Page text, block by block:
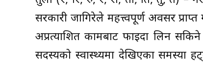
सरकारी जागिरेले महत्त्वपूर्ण अवसर
अप्रत्याशित कामबाट फाइदा लिन सकिने
सदस्यको स्वास्थ्यमा देखिएका